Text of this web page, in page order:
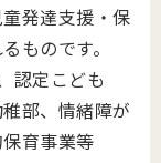
発達支援・保
ものです。
認定こども
部、情緒障が
育事業等